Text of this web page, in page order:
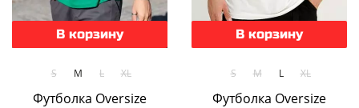
В корзину
S M L XL
Футболка Oversize
В корзину
S M L XL
Футболка Oversize